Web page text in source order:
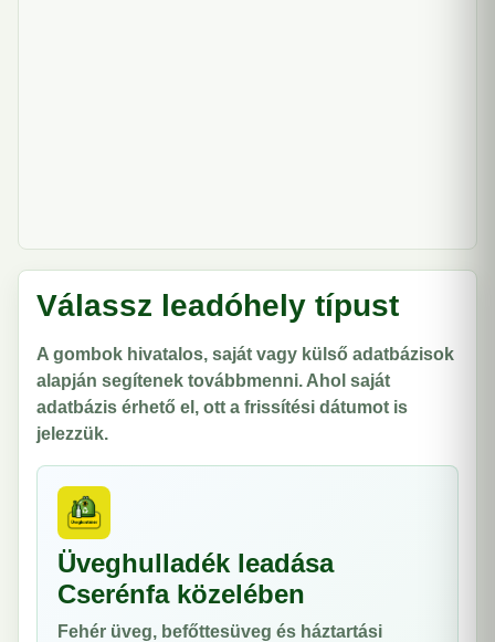
Válassz leadóhely típust
A gombok hivatalos, saját vagy külső adatbázisok
alapján segítenek továbbmenni. Ahol saját
adatbázis érhető el, ott a frissítési dátumot is
jelezzük.
Üveghulladék leadása
Cserénfa közelében
Fehér üveg, befőttesüveg és háztartási